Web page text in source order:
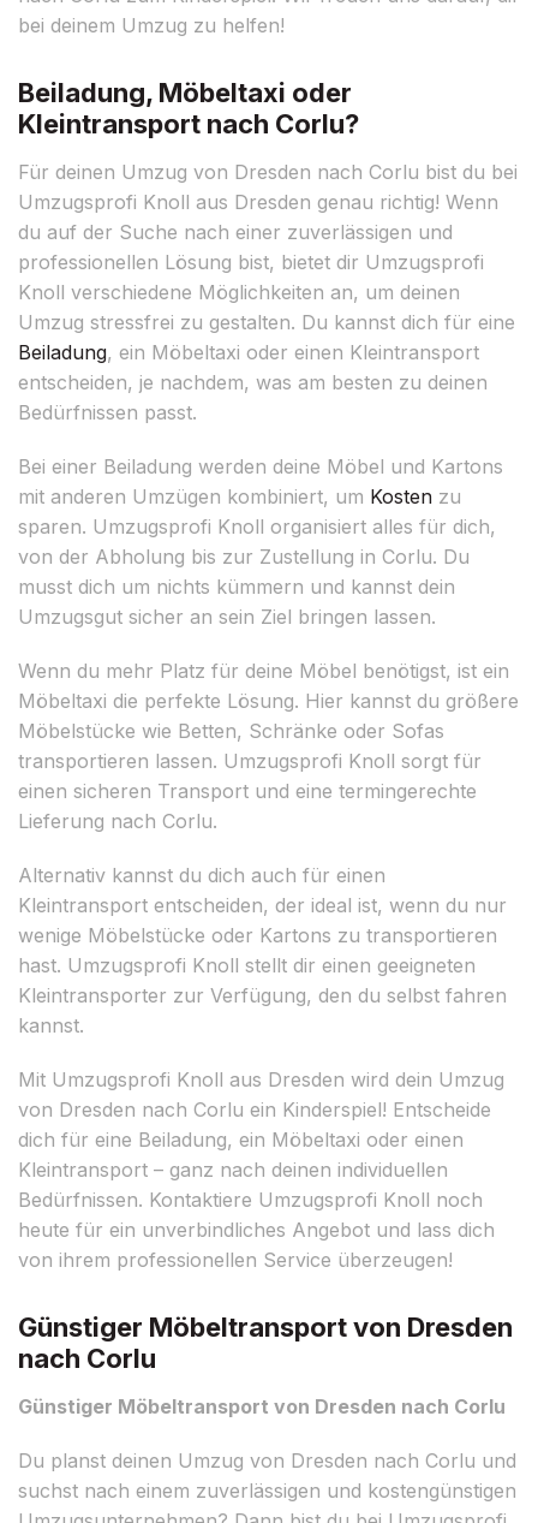
bei deinem Umzug zu helfen!
Beiladung, Möbeltaxi oder
Kleintransport nach Corlu?
Für deinen Umzug von Dresden nach Corlu bist du bei
Umzugsprofi Knoll aus Dresden genau richtig! Wenn
du auf der Suche nach einer zuverlässigen und
professionellen Lösung bist, bietet dir Umzugsprofi
Knoll verschiedene Möglichkeiten an, um deinen
Umzug stressfrei zu gestalten. Du kannst dich für eine
Beiladung, ein Möbeltaxi oder einen Kleintransport
entscheiden, je nachdem, was am besten zu deinen
Bedürfnissen passt.
Bei einer Beiladung werden deine Möbel und Kartons
mit anderen Umzügen kombiniert, um Kosten zu
sparen. Umzugsprofi Knoll organisiert alles für dich,
von der Abholung bis zur Zustellung in Corlu. Du
musst dich um nichts kümmern und kannst dein
Umzugsgut sicher an sein Ziel bringen lassen.
Wenn du mehr Platz für deine Möbel benötigst, ist ein
Möbeltaxi die perfekte Lösung. Hier kannst du größere
Möbelstücke wie Betten, Schränke oder Sofas
transportieren lassen. Umzugsprofi Knoll sorgt für
einen sicheren Transport und eine termingerechte
Lieferung nach Corlu.
Alternativ kannst du dich auch für einen
Kleintransport entscheiden, der ideal ist, wenn du nur
wenige Möbelstücke oder Kartons zu transportieren
hast. Umzugsprofi Knoll stellt dir einen geeigneten
Kleintransporter zur Verfügung, den du selbst fahren
kannst.
Mit Umzugsprofi Knoll aus Dresden wird dein Umzug
von Dresden nach Corlu ein Kinderspiel! Entscheide
dich für eine Beiladung, ein Möbeltaxi oder einen
Kleintransport – ganz nach deinen individuellen
Bedürfnissen. Kontaktiere Umzugsprofi Knoll noch
heute für ein unverbindliches Angebot und lass dich
von ihrem professionellen Service überzeugen!
Günstiger Möbeltransport von Dresden
nach Corlu
Günstiger Möbeltransport von Dresden nach Corlu
Du planst deinen Umzug von Dresden nach Corlu und
suchst nach einem zuverlässigen und kostengünstigen